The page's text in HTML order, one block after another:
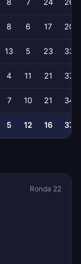
8 6 17 20
13 5 23 33
4 11 21 37
7 10 21 34
5 12 16 37
Ronda 22